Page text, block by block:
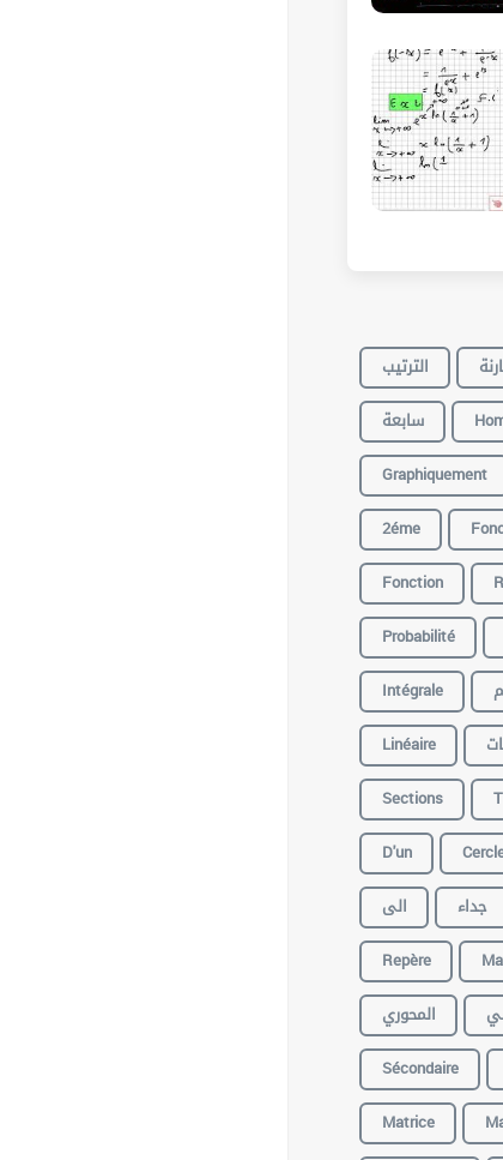
الترتيب
سابعة
Graphiquement
2éme
Fonction
Probabilité
Intégrale
Linéaire
Sections
D'un
الى
جداء
Repère
المحوري
Sécondaire
Matrice